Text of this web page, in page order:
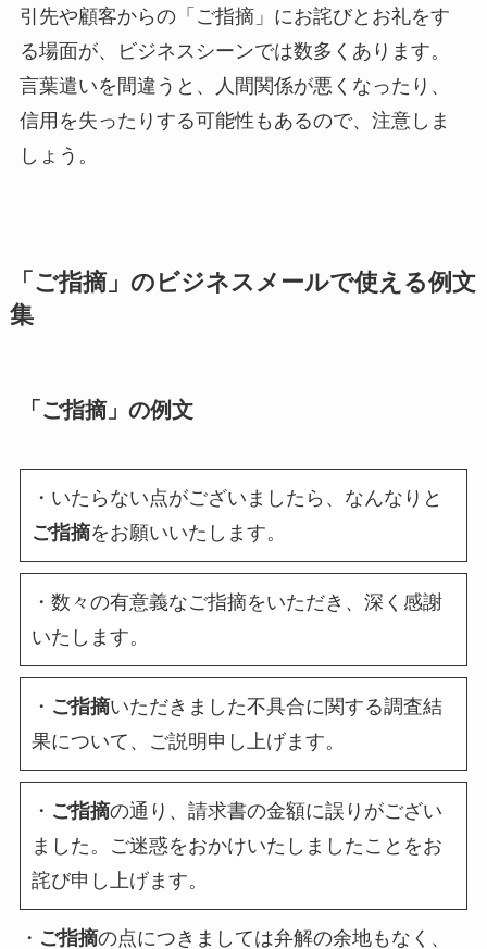
引先や顧客からの「ご指摘」にお詫びとお礼をす
る場面が、ビジネスシーンでは数多くあります。
言葉遣いを間違うと、人間関係が悪くなったり、
信用を失ったりする可能性もあるので、注意しま
しょう。
「ご指摘」のビジネスメールで使える例文
集
「ご指摘」の例文
・いたらない点がございましたら、なんなりと
ご指摘をお願いいたします。
・数々の有意義なご指摘をいただき、深く感謝
いたします。
・ ご指摘いただきました不具合に関する調査結
果について、ご説明申し上げます。
・ ご指摘の通り、請求書の金額に誤りがござい
ました。ご迷惑をおかけいたしましたことをお
詫び申し上げます。
・ ご指摘の点につきましては弁解の余地もなく、